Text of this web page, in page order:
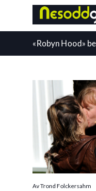
«Robyn Hood»
Av Trond Folckersahm